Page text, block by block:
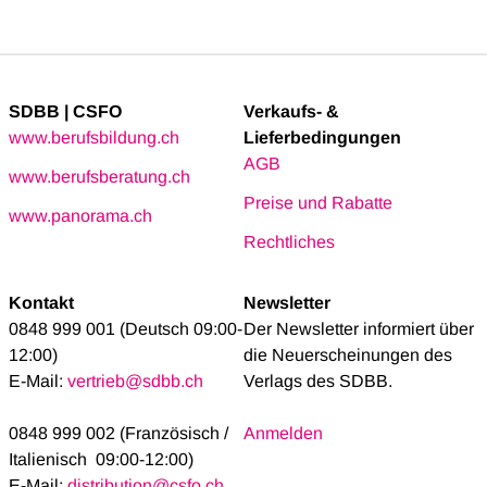
SDBB | CSFO
www.berufsbildung.ch
www.berufsberatung.ch
www.panorama.ch
Verkaufs- &
Lieferbedingungen
AGB
Preise und Rabatte
Rechtliches
Kontakt
0848 999 001 (Deutsch 09:00-
12:00)
E-Mail: vertrieb@sdbb.ch
0848 999 002 (Französisch /
Italienisch 09:00-12:00)
Newsletter
Der Newsletter informiert über
die Neuerscheinungen des
Verlags des SDBB.
Anmelden